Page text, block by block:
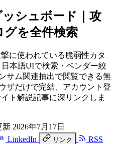
シュボード｜攻
グを全件検索
に使われている脆弱性カタ
本語UIで検索・ベンダー絞
サム関連抽出で閲覧できる無
ザだけで完結、アカウント登
ト解説記事に深リンクしま
2026年7月17日
LinkedIn リンク RSS